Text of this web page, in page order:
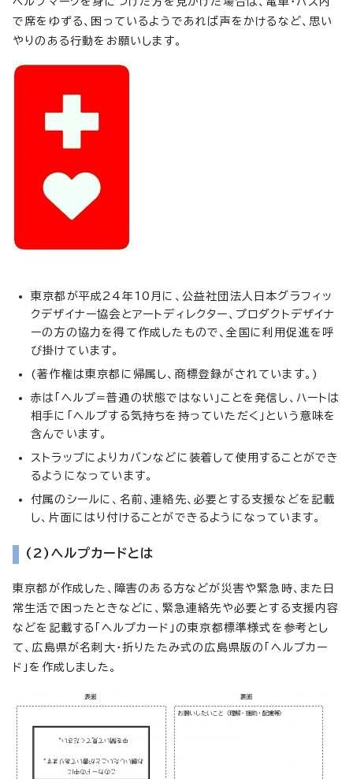
で席をゆずる、困っているようであれば声をかけるなど、思い
やりのある行動をお願いします。
東京都が平成24年10月に、公益社団法人日本グラフィッ
クデザイナー協会とアートディレクター、プロダクトデザイナ
ーの方の協力を得て作成したもので、全国に利用促進を呼
び掛けています。
(著作権は東京都に帰属し、商標登録がされています。)
赤は「ヘルプ=普通の状態ではない」ことを発信し、ハートは
相手に「ヘルプする気持ちを持っていただく」という意味を
含んでいます。
ストラップによりカバンなどに装着して使用することができ
るようになっています。
付属のシールに、名前、連絡先、必要とする支援などを記載
し、片面にはり付けることができるようになっています。
(2)ヘルプカードとは
東京都が作成した、障害のある方などが災害や緊急時、また日
常生活で困ったときなどに、緊急連絡先や必要とする支援内容
などを記載する「ヘルプカード」の東京都標準様式を参考とし
て、広島県が名刺大・折りたたみ式の広島県版の「ヘルプカー
ド」を作成しました。